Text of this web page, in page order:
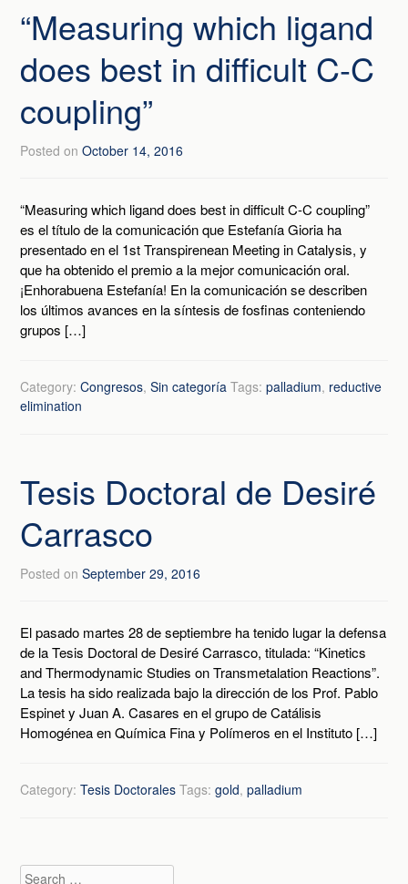
“Measuring which ligand
does best in difficult C-C
coupling”
Posted onOctober 14, 2016
“Measuring which ligand does best in difficult C-C coupling”
es el título de la comunicación que Estefanía Gioria ha
presentado en el 1st Transpirenean Meeting in Catalysis, y
que ha obtenido el premio a la mejor comunicación oral.
¡Enhorabuena Estefanía! En la comunicación se describen
los últimos avances en la síntesis de fosfinas conteniendo
grupos […]
Category:Congresos,Sin categoría Tags:palladium, reductive
elimination
Tesis Doctoral de Desiré
Carrasco
Posted onSeptember 29, 2016
El pasado martes 28 de septiembre ha tenido lugar la defensa
de la Tesis Doctoral de Desiré Carrasco, titulada: “Kinetics
and Thermodynamic Studies on Transmetalation Reactions”.
La tesis ha sido realizada bajo la dirección de los Prof. Pablo
Espinet y Juan A. Casares en el grupo de Catálisis
Homogénea en Química Fina y Polímeros en el Instituto […]
Category:Tesis Doctorales Tags:gold,palladium
Search